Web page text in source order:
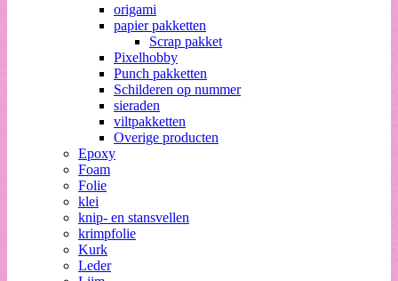
origami
papier pakketten
Scrap pakket
Pixelhobby
Punch pakketten
Schilderen op nummer
sieraden
viltpakketten
Overige producten
Epoxy
Foam
Folie
klei
knip- en stansvellen
krimpfolie
Kurk
Leder